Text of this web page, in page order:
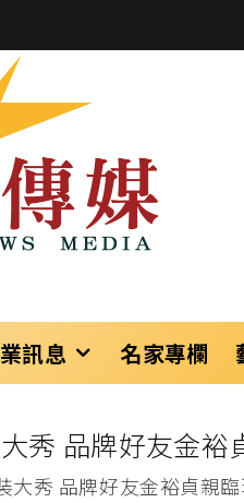
訊息 名家專欄
秀 品牌好友金裕
大秀 品牌好友金裕貞親